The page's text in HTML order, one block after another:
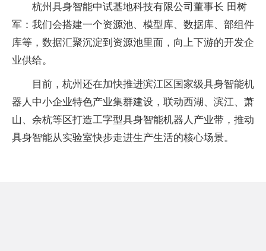
杭州具身智能中试基地科技有限公司董事长 田树
军：我们会搭建一个资源池、模型库、数据库、部组件
库等，数据汇聚沉淀到资源池里面，向上下游的开发企
业供给。
目前，杭州还在加快推进滨江区国家级具身智能机
器人中小企业特色产业集群建设，联动西湖、滨江、萧
山、余杭等区打造工字型具身智能机器人产业带，推动
具身智能从实验室快步走进生产生活的核心场景。